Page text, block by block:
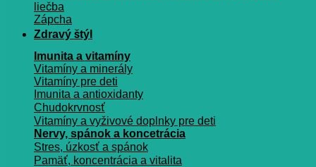
liečba
Zápcha
Zdravý štýl
Imunita a vitamíny
Vitamíny a minerály
Vitamíny pre deti
Imunita a antioxidanty
Chudokrvnosť
Vitamíny a vyživové doplnky pre deti
Nervy, spánok a koncetrácia
Stres, úzkosť a spánok
Pamäť, koncentrácia a vitalita